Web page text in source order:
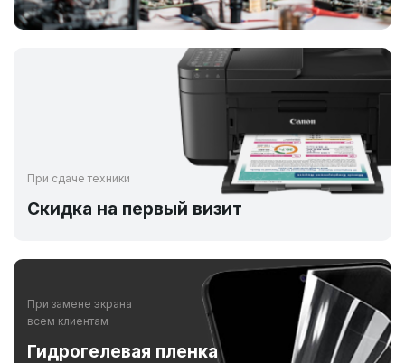
При сдаче техники
Скидка на первый визит
При замене экрана
всем клиентам
Гидрогелевая пленка